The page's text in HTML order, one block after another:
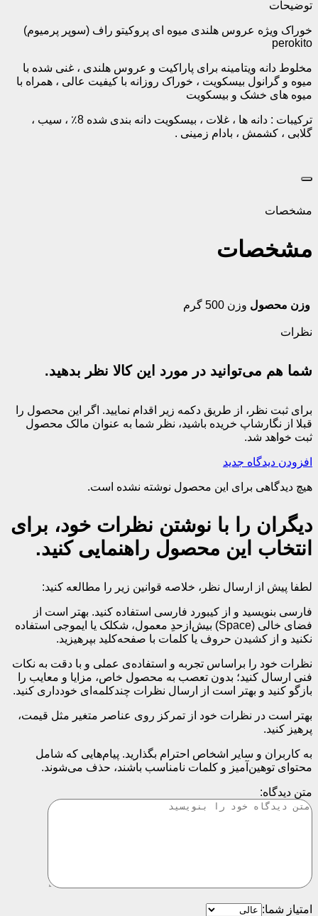
توضیحات
خوراک ویژه عروس هلندی میوه ای پروکیتو راف (سوپر پرمیوم)
perokito
مخلوط دانه ویتامینه برای پاراکیت و عروس هلندی ، غنی شده با
میوه و گرانول بیسکویت ، خوراک روزانه با کیفیت عالی ، همراه با
میوه های خشک و بیسکویت
ترکیبات : دانه ها ، غلات ، بیسکویت دانه بندی شده 8٪ ، سیب ،
گلابی ، کشمش ، بادام زمینی .
مشخصات
مشخصات
وزن محصول وزن 500 گرم
نظرات
شما هم می‌توانید در مورد این کالا نظر بدهید.
برای ثبت نظر، از طریق دکمه زیر اقدام نمایید. اگر این محصول را
قبلا از نگارشاپ خریده باشید، نظر شما به عنوان مالک محصول
ثبت خواهد شد.
افزودن دیدگاه جدید
هیچ دیدگاهی برای این محصول نوشته نشده است.
دیگران را با نوشتن نظرات خود، برای
انتخاب این محصول راهنمایی کنید.
لطفا پیش از ارسال نظر، خلاصه قوانین زیر را مطالعه کنید:
فارسی بنویسید و از کیبورد فارسی استفاده کنید. بهتر است از
فضای خالی (Space) بیش‌از‌حدِ معمول، شکلک یا ایموجی استفاده
نکنید و از کشیدن حروف یا کلمات با صفحه‌کلید بپرهیزید.
نظرات خود را براساس تجربه و استفاده‌ی عملی و با دقت به نکات
فنی ارسال کنید؛ بدون تعصب به محصول خاص، مزایا و معایب را
بازگو کنید و بهتر است از ارسال نظرات چندکلمه‌‌ای خودداری کنید.
بهتر است در نظرات خود از تمرکز روی عناصر متغیر مثل قیمت،
پرهیز کنید.
به کاربران و سایر اشخاص احترام بگذارید. پیام‌هایی که شامل
محتوای توهین‌آمیز و کلمات نامناسب باشند، حذف می‌شوند.
متن دیدگاه:
امتیاز شما: